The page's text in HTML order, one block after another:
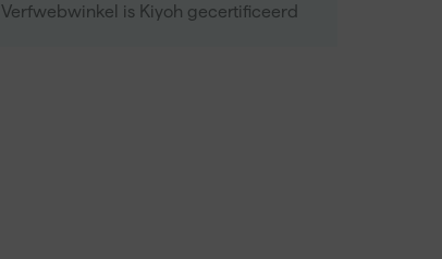
Verfwebwinkel is Kiyoh gecertificeerd